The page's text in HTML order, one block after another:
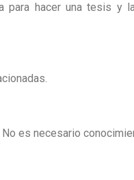
para hacer una tesis y
es necesario